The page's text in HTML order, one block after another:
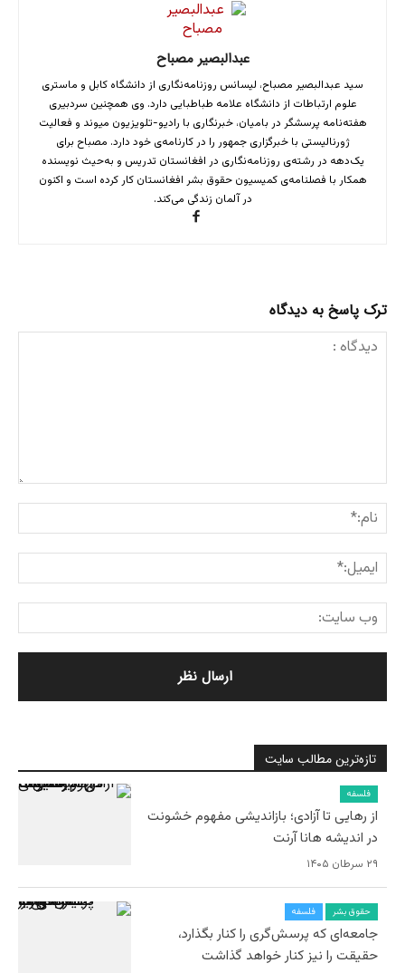
عبدالبصیر مصباح
سید عبدالبصیر مصباح، لیسانس روزنامه‌نگاری از دانشگاه کابل و ماستری
علوم ارتباطات از دانشگاه علامه طباطبایی دارد. وی همچنین سردبیری
هفته‌‌نامه پرسشگر در بامیان، خبرنگاری با رادیو-تلویزیون میوند و فعالیت
ژورنالیستی با خبرگزاری جمهور را در کارنامه‌ی خود دارد. مصباح برای
یک‌دهه در رشته‌ی روزنامه‌نگاری در افغانستان تدریس و به‌حیث نویسنده
همکار با فصلنامه‌ی کمیسیون حقوق بشر افغانستان کار کرده است و اکنون
در آلمان زندگی می‌کند.
ترک پاسخ به دیدگاه
تازه‌ترین مطالب سایت
فلسفه
از رهایی تا آزادی؛ بازاندیشی مفهوم خشونت
در اندیشه هانا آرنت
۲۹ سرطان ۱۴۰۵
حقوق بشر فلسفه
جامعه‌ای که پرسش‌گری را کنار بگذارد،
حقیقت را نیز کنار خواهد گذاشت